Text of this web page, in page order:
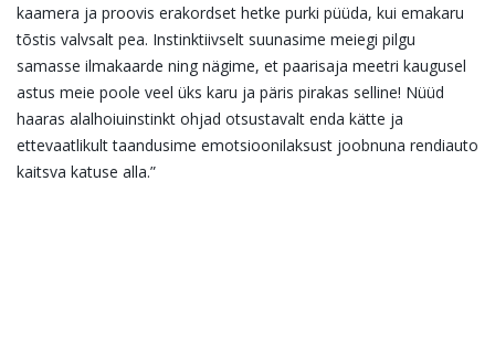
kaamera ja proovis erakordset hetke purki püüda, kui emakaru
tõstis valvsalt pea. Instinktiivselt suunasime meiegi pilgu
samasse ilmakaarde ning nägime, et paarisaja meetri kaugusel
astus meie poole veel üks karu ja päris pirakas selline! Nüüd
haaras alalhoiuinstinkt ohjad otsustavalt enda kätte ja
ettevaatlikult taandusime emotsioonilaksust joobnuna rendiauto
kaitsva katuse alla.”